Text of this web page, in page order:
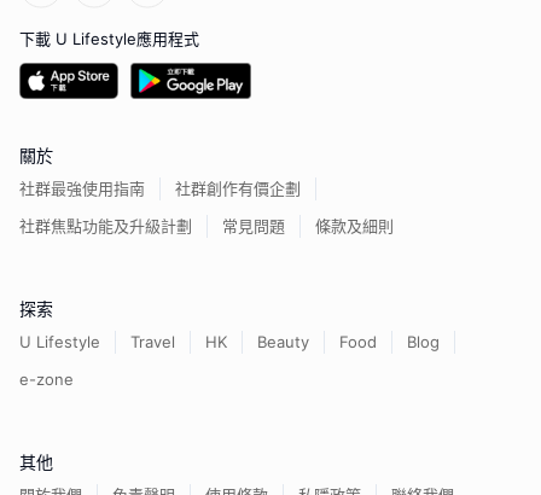
下載 U Lifestyle應用程式
關於
社群最強使用指南
社群創作有價企劃
社群焦點功能及升級計劃
常見問題 條款及細則
探索
U Lifestyle Travel HK Beauty Food
Blog
e-zone
其他